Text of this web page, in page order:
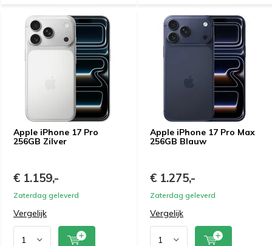
Apple iPhone 17 Pro
256GB Zilver
€ 1.159,-
Zaterdag geleverd
Vergelijk
Apple iPhone 17 Pro Max
256GB Blauw
€ 1.275,-
Zaterdag geleverd
Vergelijk